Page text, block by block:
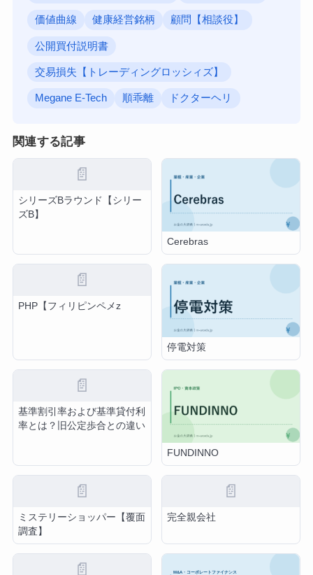
価値曲線 健康経営銘柄 顧問【相談役】
公開買付説明書
交易損失【トレーディングロッシィズ】
Megane E-Tech 順乖離 ドクターヘリ
関連する記事
📄
シリーズBラウンド【シリー
ズB】
Cerebras
📄
PHP【フィリピンペメz
停電対策
📄
基準割引率および基準貸付利
率とは？旧公定歩合との違い
FUNDINNO
📄
ミステリーショッパー【覆面
調査】
📄
完全親会社
📄